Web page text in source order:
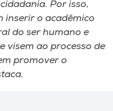
Por isso,
inserir o acadêmico
do ser humano e
visem ao processo de
promover o